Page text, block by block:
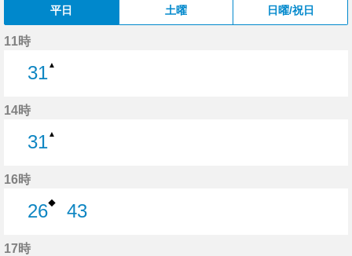
平日 土曜 日曜/祝日
11時
31▲
14時
31▲
16時
26◆
43
17時